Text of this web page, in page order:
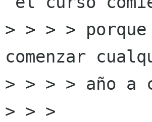
> > > >
comenzar
> > > > año a
> > >